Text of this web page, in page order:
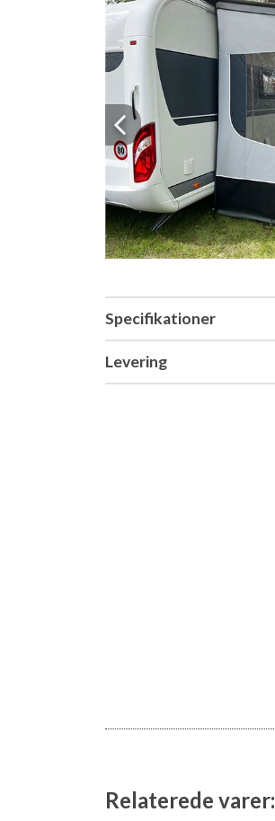
Previous
Specifikationer
Levering
Relaterede varer: